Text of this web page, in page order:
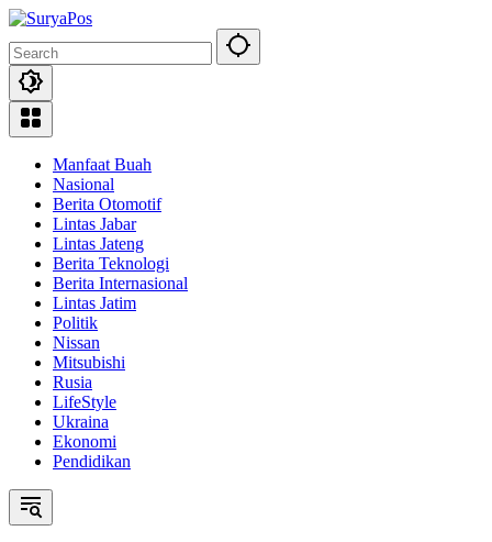
Skip
content
Manfaat Buah
Nasional
Berita Otomotif
Lintas Jabar
Lintas Jateng
Berita Teknologi
Berita Internasional
Lintas Jatim
Politik
Nissan
Mitsubishi
Rusia
LifeStyle
Ukraina
Ekonomi
Pendidikan